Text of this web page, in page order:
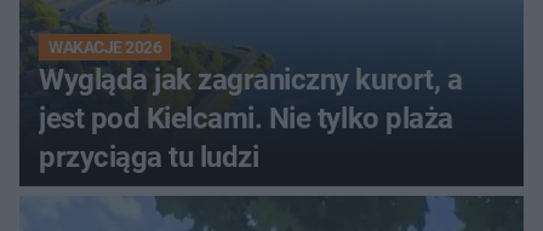
WAKACJE 2026
Wygląda jak zagraniczny kurort, a
jest pod Kielcami. Nie tylko plaża
przyciąga tu ludzi